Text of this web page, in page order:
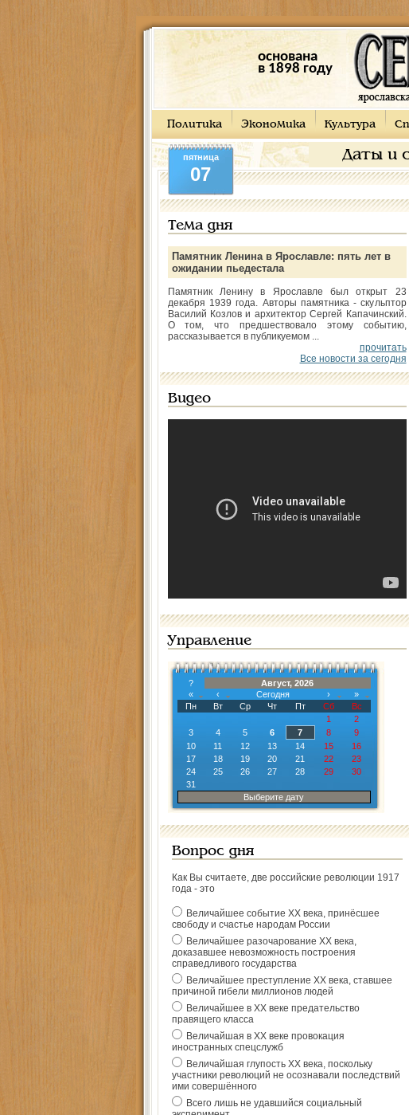
основана
в 1898 году
Политика Экономика Культура
Даты и
пятница
07
Тема дня
Памятник Ленина в Ярославле: пять лет в
ожидании пьедестала
Памятник Ленину в Ярославле был открыт 23
декабря 1939 года. Авторы памятника - скульптор
Василий Козлов и архитектор Сергей Капачинский.
О том, что предшествовало этому событию,
рассказывается в публикуемом ...
прочитать
Все новости за сегодня
Видео
Управление
?
Август, 2026
«
‹ Сегодня ›
»
Пн
Вт Ср Чт Пт Сб
Вс
1
2
3
4 5 6 7 8
9
10
11 12 13 14 15
16
17
18 19 20 21 22
23
24
25 26 27 28 29
30
31
Выберите дату
Вопрос дня
Как Вы считаете, две российские революции 1917
года - это
Величайшее событие ХХ века, принёсшее
свободу и счастье народам России
Величайшее разочарование ХХ века,
доказавшее невозможность построения
справедливого государства
Величайшее преступление ХХ века, ставшее
причиной гибели миллионов людей
Величайшее в ХХ веке предательство
правящего класса
Величайшая в ХХ веке провокация
иностранных спецслужб
Величайшая глупость ХХ века, поскольку
участники революций не осознавали последствий
ими совершённого
Всего лишь не удавшийся социальный